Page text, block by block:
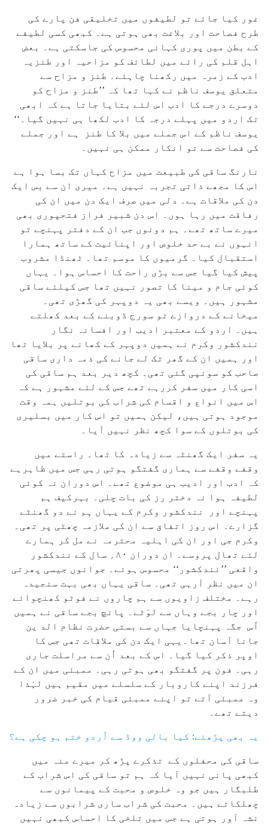
غور کیا جائے تو لطیفوں میں تخلیقی فن پارے کی
طرح فصاحت اور بلاغت بھی ہوتی ہے۔ کبھی کسی لطیفے
کے بطن میں پوری کہانی محسوس کی جاسکتی ہے۔ بعض
اہل قلم کی رائے میں لطائف کو مزاحیہ اور طنزیہ
ادب کے زمرہ میں رکھنا چاہئے۔ طنز و مزاح سے
متعلق یوسف ناظم نے کہا تھا کہ ’’طنز و مزاح کو
دوسرے درجے کا ادب اس لئے بتایا جاتا ہے کہ ابھی
تک اردو میں پہلے درجہ کا ادب لکھا ہی نہیں گیا۔‘‘
یوسف ناظم کے اس جملے میں بلا کا طنز ہے اور جملے
کی فصاحت سے تو انکار ممکن ہی نہیں۔
نارنگ ساقی کی طبیعت میں مزاح کہاں تک بسا ہوا ہے
اس کا مجھے ذاتی تجربہ نہیں ہے۔ میری ان سے بس ایک
دن کی ملاقات ہے۔ دلی میں صرف ایک دن میں ان کی
رفاقت میں رہا ہوں۔ اس دن شبیر فراز فتحپوری بھی
میرے ساتھ تھے۔ ہم دونوں جب ان کے دفتر پہنچے تو
انہوں نے بے حد خلوص اور اپنائیت کے ساتھ ہمارا
استقبال کیا۔ گرمیوں کا موسم تھا۔ ٹھنڈا مشروب
پیش کیا گیا جس سے بڑی راحت کا احساس ہوا۔ یہاں
کوئی جام و مینا کا تصور نہیں تھا جس کیلئے ساقی
مشہور ہیں۔ ویسے بھی یہ دوپہر کی گھڑی تھی۔
میخانے کے دروازے تو سورج ڈوبنے کے بعد کھلتے
ہیں۔ اردو کے معتبر ادیب اور افسانہ نگار
نندکشور وکرم نے ہمیں دوپہر کے کھانے پر بلایا تھا
اور ہمیں ان کے گھر تک لے جانے کی ذمہ داری ساقی
صاحب کو سونپی گئی تھی۔ کچھ دیر بعد ہم ساقی کی
اسی کار میں سفر کررہے تھے جس کے لئے مشہور ہے کہ
اس میں انواع و اقسام کی شراب کی بوتلیں ہمہ وقت
موجود ہوتی ہیں، لیکن ہمیں تو اس کار میں بسلیری
کی بوتلوں کے سوا کچھ نظر نہیں آیا۔
یہ سفر ایک گھنٹہ سے زیادہ کا تھا۔ راستے میں
وقفے وقفے سے ہماری گفتگو ہوتی رہی جس میں ظاہرہے
کہ ادب اور ادیب ہی موضوع تھے۔ اس دوران نہ کوئی
لطیفہ ہوا نہ دختر رز کی بات چلی۔ بہرکیف ہم
پہنچے اور نندکشور وکرم کے یہاں ہم نے دو گھنٹے
گزارے۔ اس روز اتفاق سے ان کی ملازمہ چھٹی پر تھی۔
وکرم جی اور ان کی اہلیہ محترمہ نے مل کر ہمارے
لئے تھال پروسے۔ ان دوران ۸۰؍ سال کے نندکشور
واقعی ’’نندکشور‘‘ محسوس ہوئے۔ جوانوں جیسی پھرتی
ان میں نظر آرہی تھی۔ ساقی یہاں بھی بہت سنجیدہ
رہے۔ مختلف زاویوں سے ہم چاروں نے فوٹو کھنچوائے
اور چار بجے وہاں سے لوَٹے۔ پانچ بجے ساقی نے ہمیں
اُس جگہ پہنچایا جہاں سے بستی حضرت نظام الد ین
جانا آسان تھا۔یہی ایک دن کی ملاقات تھی جس کا
اوپر ذکر کیا گیا۔ اس کے بعد اُن سے مراسلت جاری
رہی۔ فون پر گفتگو بھی ہوتی رہی۔ ممبئی میں ان کے
فرزند اپنے کاروبار کے سلسلے میں مقیم ہیں لہٰذا
وہ ممبئی آتے تو اپنے ممبئی قیام کی خبر ضرور
دیتے تھے۔
یہ بھی پڑھئے: کیا بالی ووڈ سے اُردو ختم ہو چکی ہے؟
ساقی کی محفلوں کے تذکرے پڑھ کر میرے منہ میں
کبھی پانی نہیں آیا کہ ہم تو ساقی کی اس شراب کے
طلبگار ہیں جو وہ خلوص و محبت کے پیمانوں سے
چھلکاتے ہیں۔ محبت کی شراب ساری شرابوں سے زیادہ
نشہ آور ہوتی ہے جس میں تلخی کا احساس کبھی نہیں